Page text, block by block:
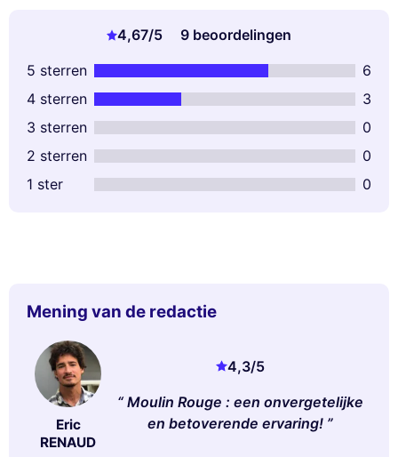
4,67/5
9 beoordelingen
5 sterren
6
4 sterren
3
3 sterren
0
2 sterren
0
1 ster
0
Mening van de redactie
Eric
RENAUD
4,3/5
Moulin Rouge : een onvergetelijke
en betoverende ervaring!